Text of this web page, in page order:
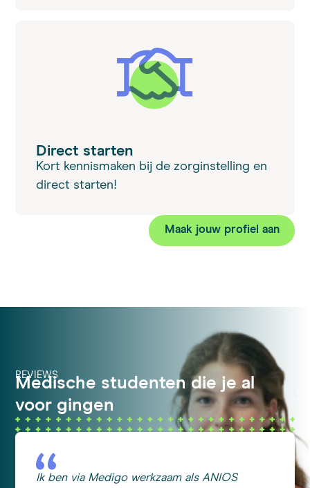
Direct starten
Kort kennismaken bij de zorginstelling en
direct starten!
Maak jouw profiel aan
REVIEWS
Medische studenten die je al
voor gingen
Ik ben via Medigo werkzaam als ANIOS